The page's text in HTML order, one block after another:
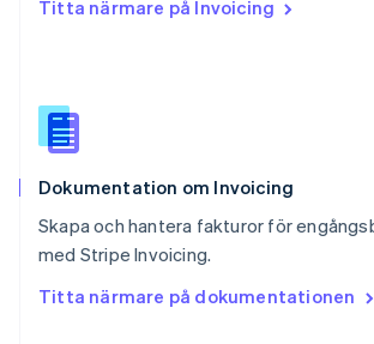
Titta närmare på Invoicing
Dokumentation om Invoicing
Skapa och hantera fakturor för
med Stripe Invoicing.
Titta närmare på dokumentationen
English
Español
Storbritannien
Sverige
Thailand
ไทยEnglish
English